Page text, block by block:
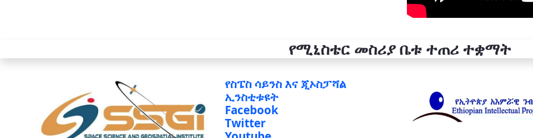
የሚኒስቴር መስሪያ ቤቱ ተጠሪ ተቋማት
የስፔስ ሳይንስ እና ጂኦስፓሻል
ኢንስቲቱዩት
Facebook
Twitter